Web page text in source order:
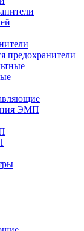
предохранители
ЭМП